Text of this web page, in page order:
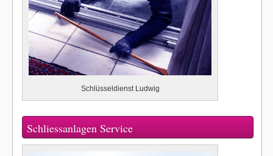
Schlüsseldienst Ludwig
Schliessanlagen Service